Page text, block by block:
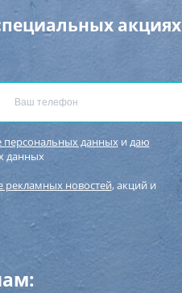
акциях
персональных данныхи даю
данных
рекламных новостей, акций и